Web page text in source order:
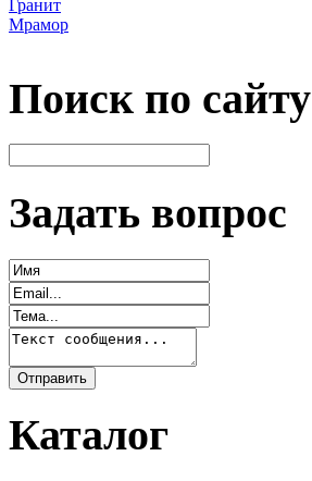
Гранит
Мрамор
Поиск по сайту
Задать вопрос
Каталог